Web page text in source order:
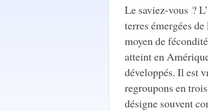
Le saviez-vous ?
terres émergées
moyen de
atteint en
développés. Il est
regroupons en
désigne souvent